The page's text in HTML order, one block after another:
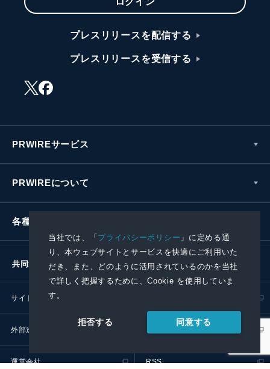
当社では、「プライバシーポリシー 」に定める通
り、本ウェブサイトとサービスを快適にご利用いた
だき、また、どのように活用されているのかを当社
で詳しく把握するために、Cookie を使用していま
す。
拒否する 同意する
プレスリリースを配信する
プレスリリースを受信する
PRWIREサービス
PRWIREについて
各種お問い合わせ
共同通信社グループ
サイトポリシー
外部送信ポリシー
運営会社 RSS